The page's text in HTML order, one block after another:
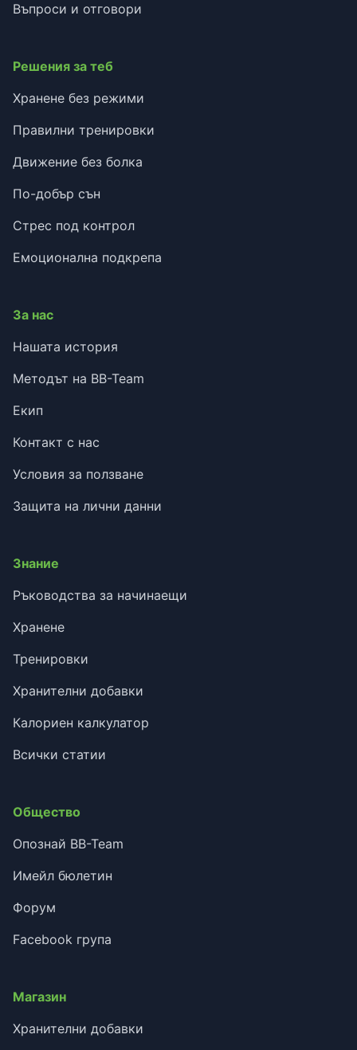
Въпроси и отговори
Решения за теб
Хранене без режими
Правилни тренировки
Движение без болка
По-добър сън
Стрес под контрол
Емоционална подкрепа
За нас
Нашата история
Методът на BB-Team
Екип
Контакт с нас
Условия за ползване
Защита на лични данни
Знание
Ръководства за начинаещи
Хранене
Тренировки
Хранителни добавки
Калориен калкулатор
Всички статии
Общество
Опознай BB-Team
Имейл бюлетин
Форум
Facebook група
Магазин
Хранителни добавки